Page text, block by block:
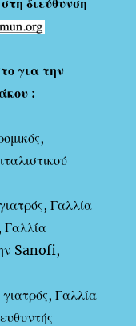
διεύθυνση
για την
:
Γαλλία
Γαλλία
Sanofi,
Γαλλία